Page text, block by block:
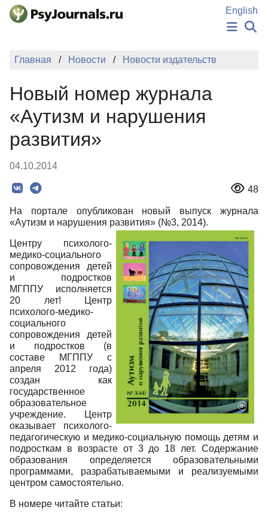
Перейти к основному содержанию
English
НОВОСТИ
ПОДАТЬ РУКОПИСЬ
КЛЮЧЕВЫЕ СЛОВА
Регистрация
Главная Новости Новости издательств
Новый номер журнала
«Аутизм и нарушения
развития»
04.10.2014
48
На портале опубликован новый выпуск журнала
«Аутизм и нарушения развития» (№3, 2014).
Центру психолого-
медико-социального
сопровождения детей
и подростков
МГППУ исполняется
20 лет! Центр
психолого-медико-
социального
сопровождения детей
и подростков (в
составе МГППУ с
апреля 2012 года)
создан как
государственное
образовательное
учреждение. Центр
оказывает психолого-
педагогическую и медико-социальную помощь детям и
подросткам в возрасте от 3 до 18 лет. Содержание
образования определяется образовательными
программами, разрабатываемыми и реализуемыми
центром самостоятельно.
В номере читайте статьи: